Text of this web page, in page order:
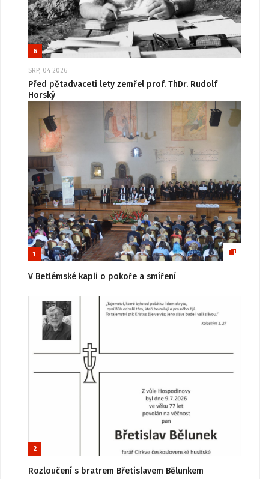
6
SRP, 04 2026
Před pětadvaceti lety zemřel prof. ThDr. Rudolf
Horský
1
V Betlémské kapli o pokoře a smíření
2
Rozloučení s bratrem Břetislavem Bělunkem